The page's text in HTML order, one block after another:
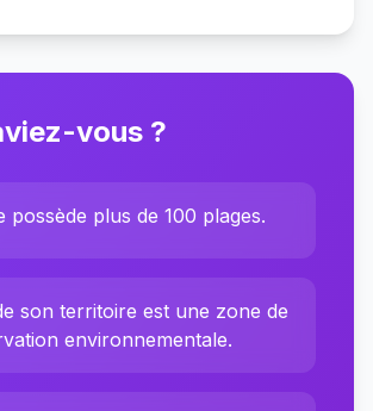
vous ?
possède plus de 100 plages.
son territoire est une zone de
environnementale.